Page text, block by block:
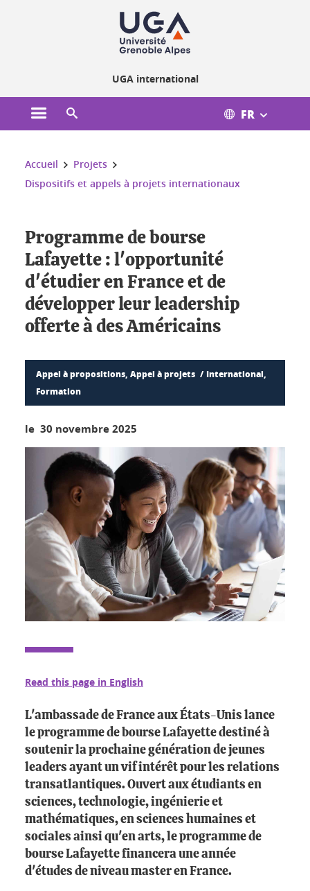
UGA international
Ouvrir le menu principal FR
Vous êtes ici :
Accueil
Projets
Dispositifs et appels à projets internationaux
Programme de bourse
Lafayette : l'opportunité
d'étudier en France et de
développer leur leadership
offerte à des Américains
Appel à propositions, Appel à projets
International,
Formation
le 30 novembre 2025
Read this page in English
L'ambassade de France aux États-Unis lance
le programme de bourse Lafayette destiné à
soutenir la prochaine génération de jeunes
leaders ayant un vif intérêt pour les relations
transatlantiques. Ouvert aux étudiants en
sciences, technologie, ingénierie et
mathématiques, en sciences humaines et
sociales ainsi qu'en arts, le programme de
bourse Lafayette financera une année
d'études de niveau master en France.